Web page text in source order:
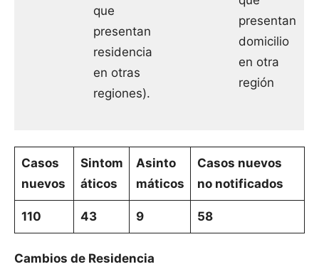
que
presentan
residencia
en otras
regiones).
presentan
domicilio
en otra
región
Casos
nuevos
Sintom
áticos
Asinto
máticos
Casos nuevos
no notificados
110 43 9 58
Cambios de Residencia